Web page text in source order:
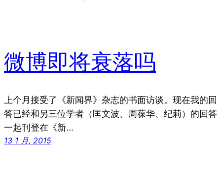
微博即将衰落吗
上个月接受了《新闻界》杂志的书面访谈。现在我的回
答已经和另三位学者（匡文波、周葆华、纪莉）的回答
一起刊登在《新…
13 1 月, 2015